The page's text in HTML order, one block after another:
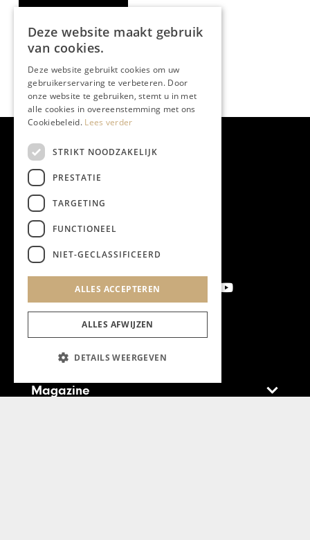
Aanmelden nieuwsbrief
Magazine
Deze website maakt gebruik
van cookies.
Deze website gebruikt cookies om uw
gebruikerservaring te verbeteren. Door
onze website te gebruiken, stemt u in met
alle cookies in overeenstemming met ons
Cookiebeleid. Lees verder
STRIKT NOODZAKELIJK
PRESTATIE
TARGETING
FUNCTIONEEL
NIET-GECLASSIFICEERD
ALLES ACCEPTEREN
ALLES AFWIJZEN
DETAILS WEERGEVEN